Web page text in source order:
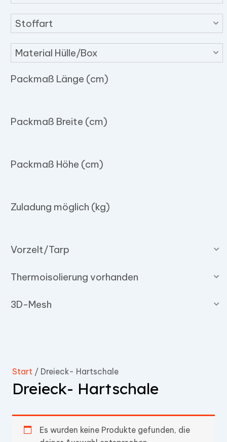
Stoffart
Material Hülle/Box
Packmaß Länge (cm)
Packmaß Breite (cm)
Packmaß Höhe (cm)
Zuladung möglich (kg)
Vorzelt/Tarp
Thermoisolierung vorhanden
3D-Mesh
Start/ Dreieck- Hartschale
Dreieck- Hartschale
Es wurden keine Produkte gefunden, die